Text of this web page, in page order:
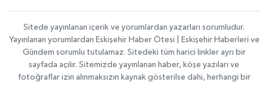
Sitede yayınlanan içerik ve yorumlardan yazarları sorumludur.
Yayınlanan yorumlardan Eskişehir Haber Ötesi | Eskişehir Haberleri ve
Gündem sorumlu tutulamaz. Sitedeki tüm harici linkler ayrı bir
sayfada açılır. Sitemizde yayınlanan haber, köşe yazıları ve
fotoğraflar izin alınmaksızın kaynak gösterilse dahi, herhangi bir